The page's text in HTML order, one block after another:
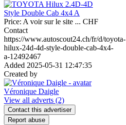
Price: A voir sur le site ... CHF
Contact
https://www.autoscout24.ch/fr/d/toyota-
hilux-24d-4d-style-double-cab-4x4-
a-12492467
Added 2025-05-31 12:47:35
Created by
Véronique Daigle
View all adverts (2)
Contact this advertiser
Report abuse